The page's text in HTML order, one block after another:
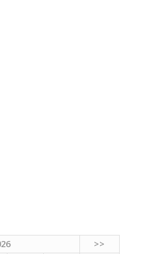
>>